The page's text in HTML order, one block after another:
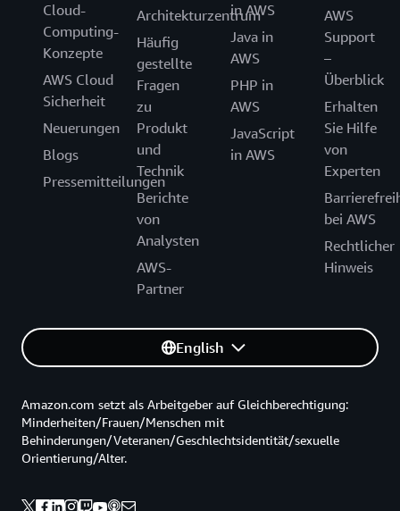
Cloud-
Computing-
Konzepte
AWS Cloud
Sicherheit
Neuerungen
Blogs
Pressemitteilungen
Architekturzentrum
Häufig
gestellte
Fragen
zu
Produkt
und
Technik
Berichte
von
Analysten
AWS-
Partner
in AWS
Java in
AWS
PHP in
AWS
JavaScript
in AWS
AWS
Support
–
Überblick
Erhalten
Sie Hilfe
von
Experten
bei AWS
Rechtlicher
Hinweis
English
Amazon.com setzt als Arbeitgeber auf Gleichberechtigung:
Minderheiten/Frauen/Menschen mit
Behinderungen/Veteranen/Geschlechtsidentität/sexuelle
Orientierung/Alter.